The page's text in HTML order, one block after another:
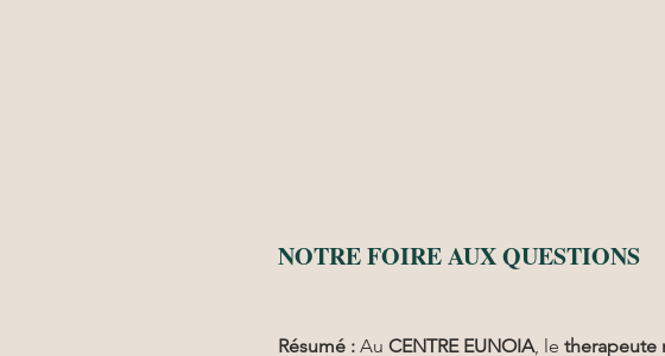
NOTRE FOIRE AUX QUESTIONS
Résumé : Au CENTRE EUNOIA, le therapeute